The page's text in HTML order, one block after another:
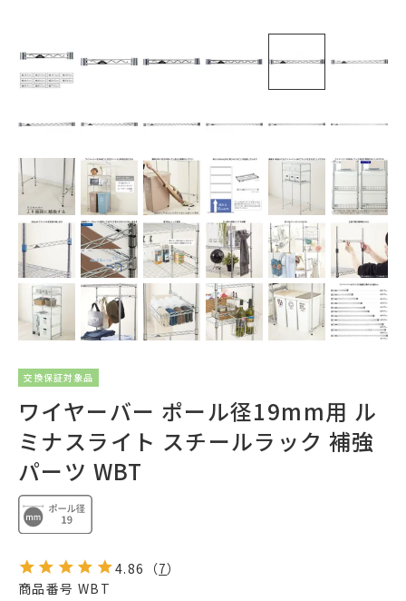
交換保証対象品
ワイヤーバー ポール径19mm用 ル
ミナスライト スチールラック 補強
パーツ WBT
4.86 （7）
商品番号 WBT